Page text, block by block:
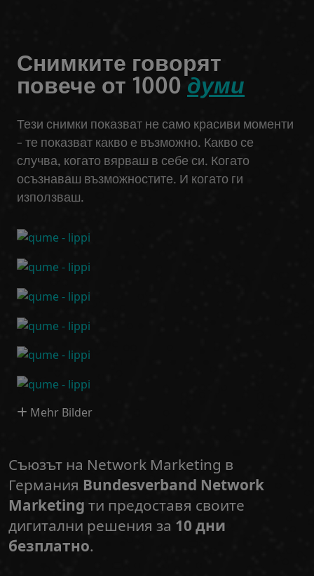
Снимките говорят
повече от 1000 думи
Тези снимки показват не само красиви моменти
- те показват какво е възможно. Какво се
случва, когато вярваш в себе си. Когато
осъзнаваш възможностите. И когато ги
използваш.
Mehr Bilder
Съюзът на Network Marketing в
Германия Bundesverband Network
Marketing ти предоставя своите
дигитални решения за 10 дни
безплатно.